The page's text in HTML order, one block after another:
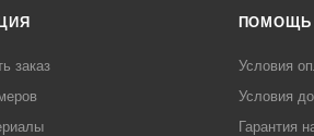
заказ
ПОМОЩЬ
Условия
Условия
Гарантия